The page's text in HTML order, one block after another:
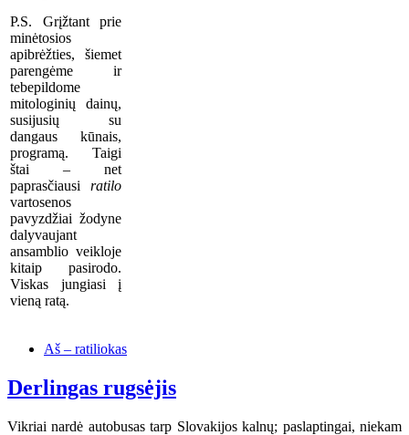
P.S. Grįžtant prie
minėtosios
apibrėžties, šiemet
parengėme ir
tebepildome
mitologinių dainų,
susijusių su
dangaus kūnais,
programą. Taigi
štai – net
paprasčiausi ratilo
vartosenos
pavyzdžiai žodyne
dalyvaujant
ansamblio veikloje
kitaip pasirodo.
Viskas jungiasi į
vieną ratą.
Aš – ratiliokas
Derlingas rugsėjis
Vikriai nardė autobusas tarp Slovakijos kalnų; paslaptingai, niekam